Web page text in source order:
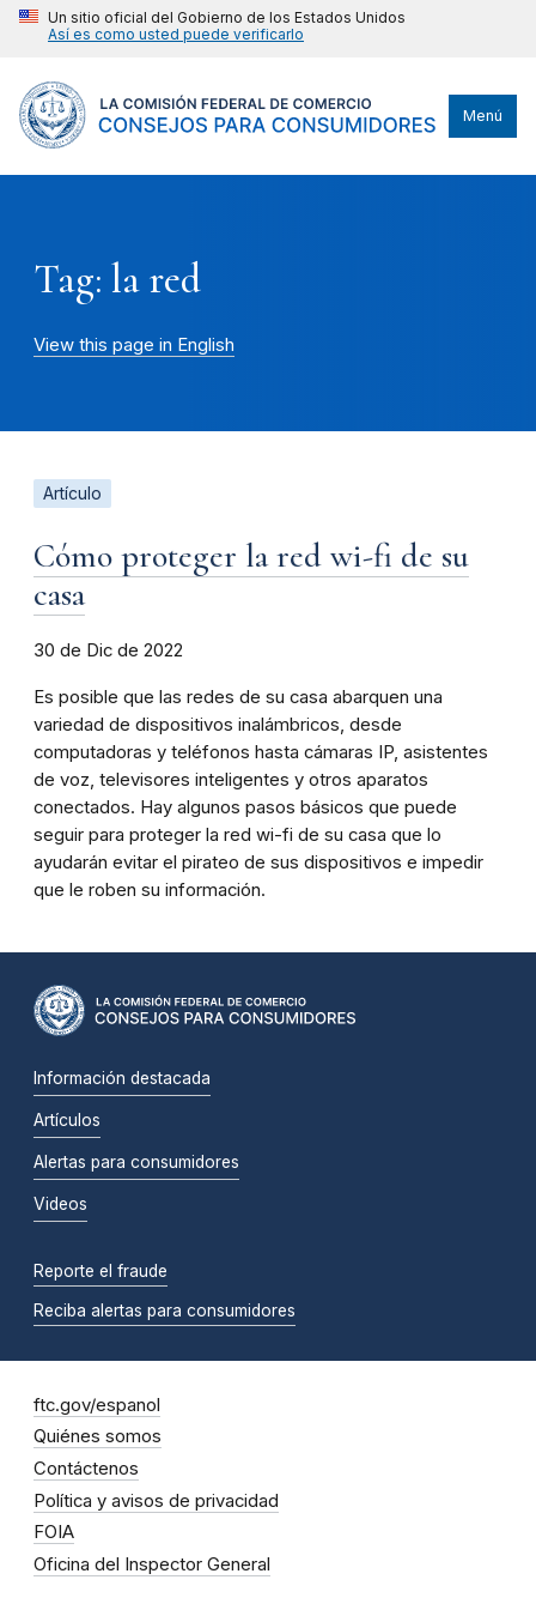
Un sitio oficial del Gobierno de los Estados Unidos
Así es como usted puede verificarlo
Menú
Tag: la red
View this page in English
Artículo
Cómo proteger la red wi-fi de su
casa
30 de Dic de 2022
Es posible que las redes de su casa abarquen una
variedad de dispositivos inalámbricos, desde
computadoras y teléfonos hasta cámaras IP, asistentes
de voz, televisores inteligentes y otros aparatos
conectados. Hay algunos pasos básicos que puede
seguir para proteger la red wi-fi de su casa que lo
ayudarán evitar el pirateo de sus dispositivos e impedir
que le roben su información.
Información destacada
Artículos
Alertas para consumidores
Videos
Reporte el fraude
Reciba alertas para consumidores
ftc.gov/espanol
Quiénes somos
Contáctenos
Política y avisos de privacidad
FOIA
Oficina del Inspector General